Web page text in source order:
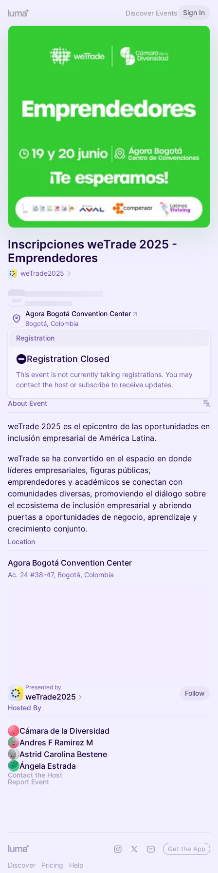
Discover Events Sign In
Inscripciones weTrade 2025 -
Emprendedores
weTrade2025
Agora Bogotá Convention Center
Bogotá, Colombia
Registration
Registration Closed
This event is not currently taking registrations. You may
contact the host or subscribe to receive updates.
About Event
weTrade 2025 es el epicentro de las oportunidades en
inclusión empresarial de América Latina.
weTrade se ha convertido en el espacio en donde
líderes empresariales, figuras públicas,
emprendedores y académicos se conectan con
comunidades diversas, promoviendo el diálogo sobre
el ecosistema de inclusión empresarial y abriendo
puertas a oportunidades de negocio, aprendizaje y
crecimiento conjunto.
Location
Agora Bogotá Convention Center
Ac. 24 #38-47, Bogotá, Colombia
Presented by
weTrade2025
Follow
Hosted By
Cámara de la Diversidad
Andres F Ramirez M
Astrid Carolina Bestene
Ángela Estrada
Contact the Host
Report Event
Discover Pricing Help
Get the App